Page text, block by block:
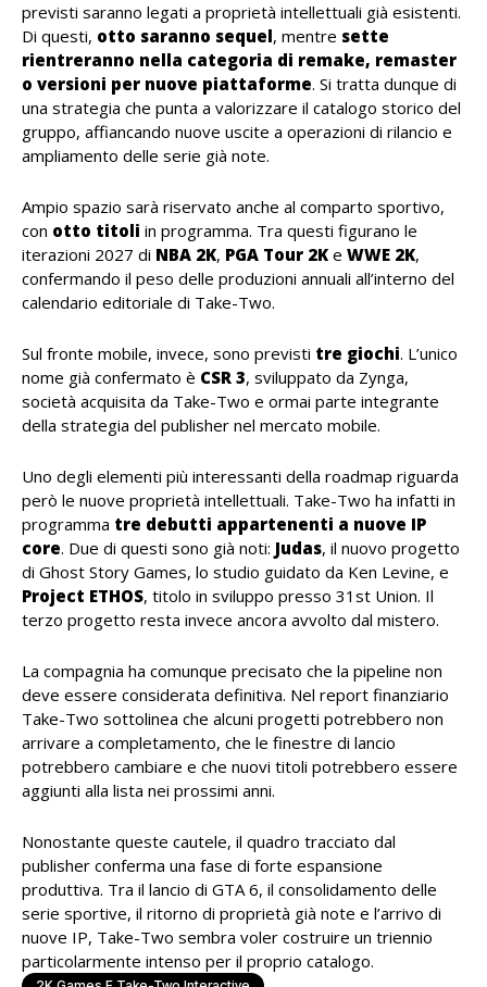
previsti saranno legati a proprietà intellettuali già esistenti.
Di questi, otto saranno sequel, mentre sette
rientreranno nella categoria di remake, remaster
o versioni per nuove piattaforme. Si tratta dunque di
una strategia che punta a valorizzare il catalogo storico del
gruppo, affiancando nuove uscite a operazioni di rilancio e
ampliamento delle serie già note.
Ampio spazio sarà riservato anche al comparto sportivo,
con otto titoli in programma. Tra questi figurano le
iterazioni 2027 di NBA 2K, PGA Tour 2K e WWE 2K,
confermando il peso delle produzioni annuali all’interno del
calendario editoriale di Take-Two.
Sul fronte mobile, invece, sono previsti tre giochi. L’unico
nome già confermato è CSR 3, sviluppato da Zynga,
società acquisita da Take-Two e ormai parte integrante
della strategia del publisher nel mercato mobile.
Uno degli elementi più interessanti della roadmap riguarda
però le nuove proprietà intellettuali. Take-Two ha infatti in
programma tre debutti appartenenti a nuove IP
core. Due di questi sono già noti: Judas, il nuovo progetto
di Ghost Story Games, lo studio guidato da Ken Levine, e
Project ETHOS, titolo in sviluppo presso 31st Union. Il
terzo progetto resta invece ancora avvolto dal mistero.
La compagnia ha comunque precisato che la pipeline non
deve essere considerata definitiva. Nel report finanziario
Take-Two sottolinea che alcuni progetti potrebbero non
arrivare a completamento, che le finestre di lancio
potrebbero cambiare e che nuovi titoli potrebbero essere
aggiunti alla lista nei prossimi anni.
Nonostante queste cautele, il quadro tracciato dal
publisher conferma una fase di forte espansione
produttiva. Tra il lancio di GTA 6, il consolidamento delle
serie sportive, il ritorno di proprietà già note e l’arrivo di
nuove IP, Take-Two sembra voler costruire un triennio
particolarmente intenso per il proprio catalogo.